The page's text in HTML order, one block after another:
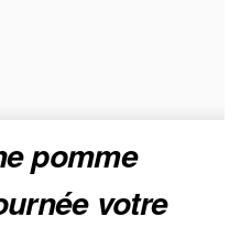
pomme
votre